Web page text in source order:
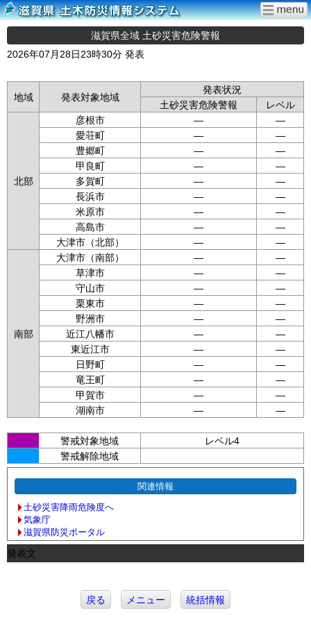
滋賀県全域 土砂災害危険警報
2026年07月28日23時30分 発表
地域 発表対象地域
発表状況
土砂災害危険警報
レベル
北部
彦根市 —
—
愛荘町
—
—
豊郷町
—
—
甲良町
—
—
多賀町
—
—
長浜市
—
—
米原市
—
—
高島市
—
—
大津市（北部）
— —
南部
大津市（南部） —
—
草津市
—
—
守山市
—
—
栗東市
—
—
野洲市
—
—
近江八幡市
—
—
東近江市
—
—
日野町
—
—
竜王町
—
—
甲賀市
—
—
湖南市
— —
警戒対象地域
レベル4
警戒解除地域
関連情報
土砂災害降雨危険度へ
気象庁
滋賀県防災ポータル
発表文
戻る メニュー 統括情報